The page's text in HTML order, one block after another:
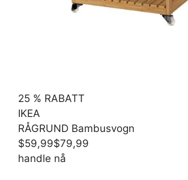
25 % RABATT
IKEA
RÅGRUND Bambusvogn
$59,99$79,99
handle nå